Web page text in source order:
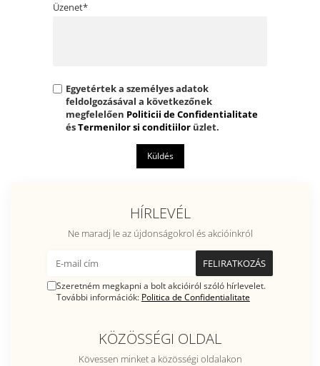
Üzenet*
Egyetértek a személyes adatok
feldolgozásával a következőnek
megfelelően Politicii de Confidentialitate
ésTermenilor si conditiilor üzlet.
Küldés
HÍRLEVÉL
Ne maradj le az újdonságokrol és akcióinkról
Szeretném megkapni a bolt akcióiról szóló hírlevelet.
További információk: Politica de Confidentialitate
KÖZÖSSÉGI OLDAL
Kövessen minket a közösségi oldalakon